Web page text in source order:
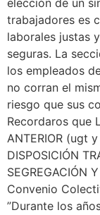
elección de un
trabajadores es
laborales justas y
seguras. La
los empleados
no corran el
riesgo que sus
Recordaros que
ANTERIOR (ugt
DISPOSICIÓN
SEGREGACIÓN
Convenio
”Durante los